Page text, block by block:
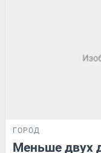
ГОРОД
Меньше двух